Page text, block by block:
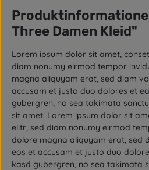
Three Damen Kleid"
Lorem ipsum dolor sit amet,
diam nonumy eirmod tempor
magna aliquyam erat, sed diam
accusam et justo duo dolores et
gubergren, no sea takimata
sit amet. Lorem ipsum dolor sit
elitr, sed diam nonumy eirmod
dolore magna aliquyam erat, sed
eos et accusam et justo duo
kasd gubergren, no sea takimata